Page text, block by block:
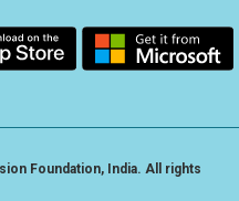
Foundation, India. All rights